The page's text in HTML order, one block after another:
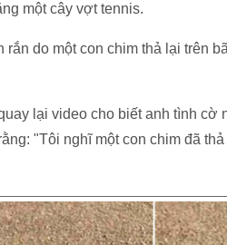
một cây vợt tennis.
rắn do một con chim thả lại trên
lại video cho biết anh tình cờ
"Tôi nghĩ một con chim đã